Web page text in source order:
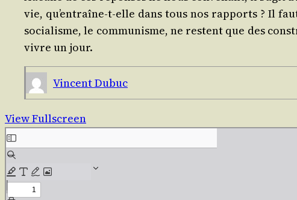
vie, qu’en­traîne-t-elle dans tous nos rap­ports ? Il
socia­lisme, le com­mu­nisme, ne res­tent que des
vivre un jour.
Vincent Dubuc
View Fullscreen